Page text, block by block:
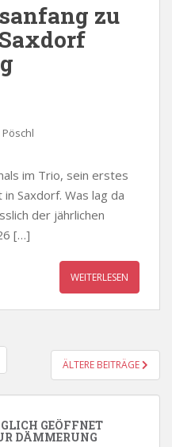
zu
im Trio, sein erstes
Saxdorf. Was lag da
der jährlichen
[…]
WEITERLESEN
ÄLTERE BEITRÄGE
GEÖFFNET
DÄMMERUNG